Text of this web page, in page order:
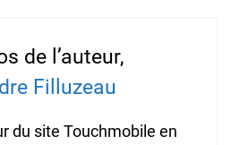
de l’auteur,
Filluzeau
du site Touchmobile en